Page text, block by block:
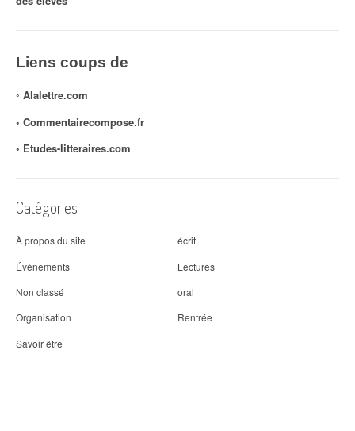
Liens coups de
◦ Alalettre.com
◦ Commentairecompose.fr
◦ Etudes-litteraires.com
Catégories
À propos du site
écrit
Évènements
Lectures
Non classé
oral
Organisation
Rentrée
Savoir être